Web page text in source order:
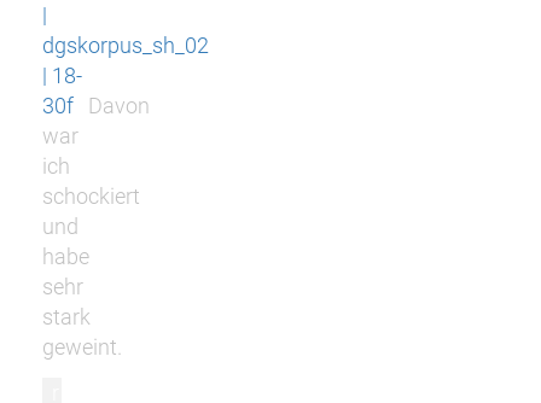
|
dgskorpus_sh_02
| 18-
30f
Davon
war
ich
schockiert
und
habe
sehr
stark
geweint.